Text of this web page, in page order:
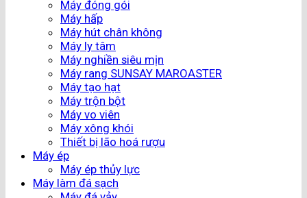
Máy đóng gói
Máy hấp
Máy hút chân không
Máy ly tâm
Máy nghiền siêu mịn
Máy rang SUNSAY MAROASTER
Máy tạo hạt
Máy trộn bột
Máy vo viên
Máy xông khói
Thiết bị lão hoá rượu
Máy ép
Máy ép thủy lực
Máy làm đá sạch